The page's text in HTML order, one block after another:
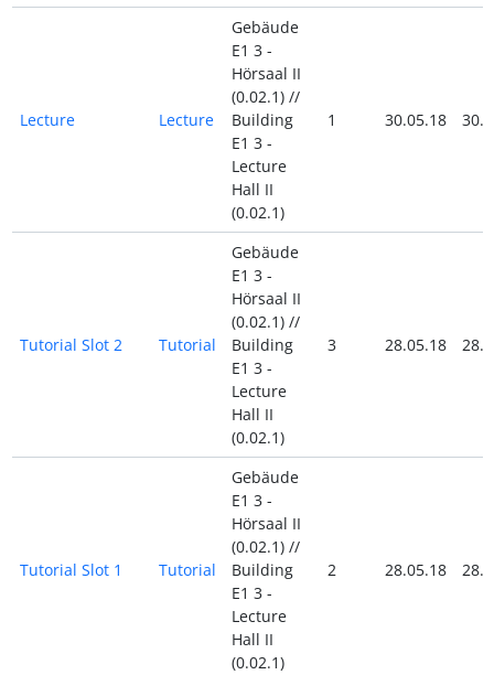
Lecture Lecture
Gebäude
E1 3 -
Hörsaal II
(0.02.1) //
Building
E1 3 -
Lecture
Hall II
(0.02.1)
1 30.05.18
Tutorial Slot 2 Tutorial
Gebäude
E1 3 -
Hörsaal II
(0.02.1) //
Building
E1 3 -
Lecture
Hall II
(0.02.1)
3 28.05.18
Tutorial Slot 1 Tutorial
Gebäude
E1 3 -
Hörsaal II
(0.02.1) //
Building
E1 3 -
Lecture
Hall II
(0.02.1)
2 28.05.18